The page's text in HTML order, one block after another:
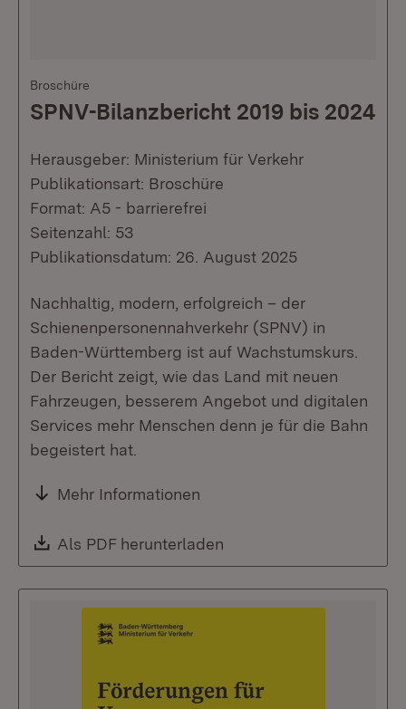
Broschüre
SPNV-Bilanzbericht 2019 bis 2024
Herausgeber: Ministerium für Verkehr
Publikationsart: Broschüre
Format: A5 - barrierefrei
Seitenzahl: 53
Publikationsdatum: 26. August 2025
Nachhaltig, modern, erfolgreich – der
Schienenpersonennahverkehr (SPNV) in
Baden-Württemberg ist auf Wachstumskurs.
Der Bericht zeigt, wie das Land mit neuen
Fahrzeugen, besserem Angebot und digitalen
Services mehr Menschen denn je für die Bahn
begeistert hat.
Mehr Informationen
Download:
Als PDF herunterladen